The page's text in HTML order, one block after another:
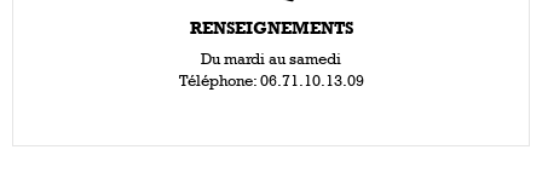
RENSEIGNEMENTS
Du mardi au samedi
Téléphone: 06.71.10.13.09